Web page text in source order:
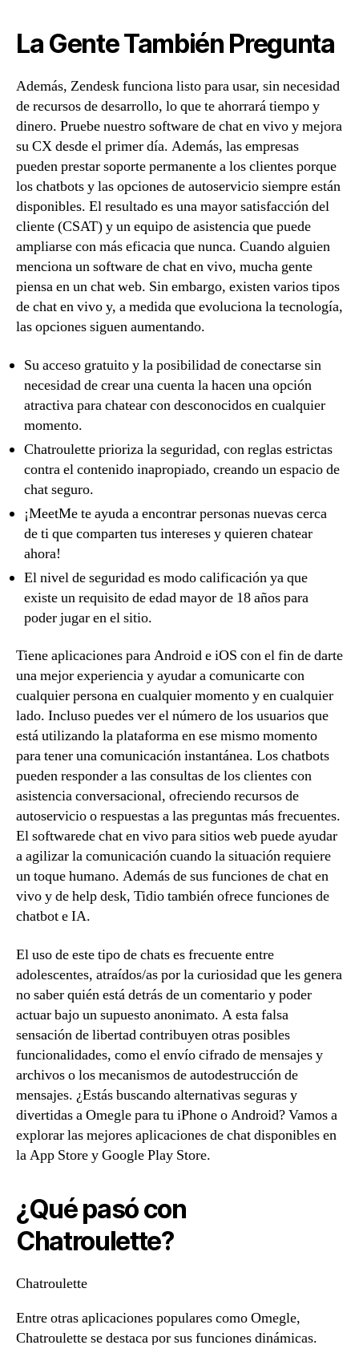
La Gente También Pregunta
Además, Zendesk funciona listo para usar, sin necesidad
de recursos de desarrollo, lo que te ahorrará tiempo y
dinero. Pruebe nuestro software de chat en vivo y mejora
su CX desde el primer día. Además, las empresas
pueden prestar soporte permanente a los clientes porque
los chatbots y las opciones de autoservicio siempre están
disponibles. El resultado es una mayor satisfacción del
cliente (CSAT) y un equipo de asistencia que puede
ampliarse con más eficacia que nunca. Cuando alguien
menciona un software de chat en vivo, mucha gente
piensa en un chat web. Sin embargo, existen varios tipos
de chat en vivo y, a medida que evoluciona la tecnología,
las opciones siguen aumentando.
Su acceso gratuito y la posibilidad de conectarse sin
necesidad de crear una cuenta la hacen una opción
atractiva para chatear con desconocidos en cualquier
momento.
Chatroulette prioriza la seguridad, con reglas estrictas
contra el contenido inapropiado, creando un espacio de
chat seguro.
¡MeetMe te ayuda a encontrar personas nuevas cerca
de ti que comparten tus intereses y quieren chatear
ahora!
El nivel de seguridad es modo calificación ya que
existe un requisito de edad mayor de 18 años para
poder jugar en el sitio.
Tiene aplicaciones para Android e iOS con el fin de darte
una mejor experiencia y ayudar a comunicarte con
cualquier persona en cualquier momento y en cualquier
lado. Incluso puedes ver el número de los usuarios que
está utilizando la plataforma en ese mismo momento
para tener una comunicación instantánea. Los chatbots
pueden responder a las consultas de los clientes con
asistencia conversacional, ofreciendo recursos de
autoservicio o respuestas a las preguntas más frecuentes.
El softwarede chat en vivo para sitios web puede ayudar
a agilizar la comunicación cuando la situación requiere
un toque humano. Además de sus funciones de chat en
vivo y de help desk, Tidio también ofrece funciones de
chatbot e IA.
El uso de este tipo de chats es frecuente entre
adolescentes, atraídos/as por la curiosidad que les genera
no saber quién está detrás de un comentario y poder
actuar bajo un supuesto anonimato. A esta falsa
sensación de libertad contribuyen otras posibles
funcionalidades, como el envío cifrado de mensajes y
archivos o los mecanismos de autodestrucción de
mensajes. ¿Estás buscando alternativas seguras y
divertidas a Omegle para tu iPhone o Android? Vamos a
explorar las mejores aplicaciones de chat disponibles en
la App Store y Google Play Store.
¿Qué pasó con
Chatroulette?
Chatroulette
Entre otras aplicaciones populares como Omegle,
Chatroulette se destaca por sus funciones dinámicas.